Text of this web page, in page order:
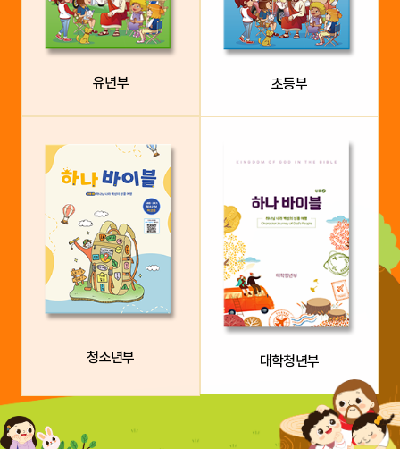
유년부 초등부
청소년부 대학청년부